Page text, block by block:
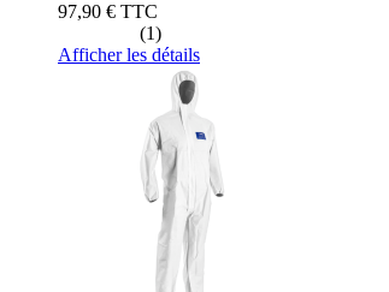
97,90 € TTC
(1)
Afficher les détails